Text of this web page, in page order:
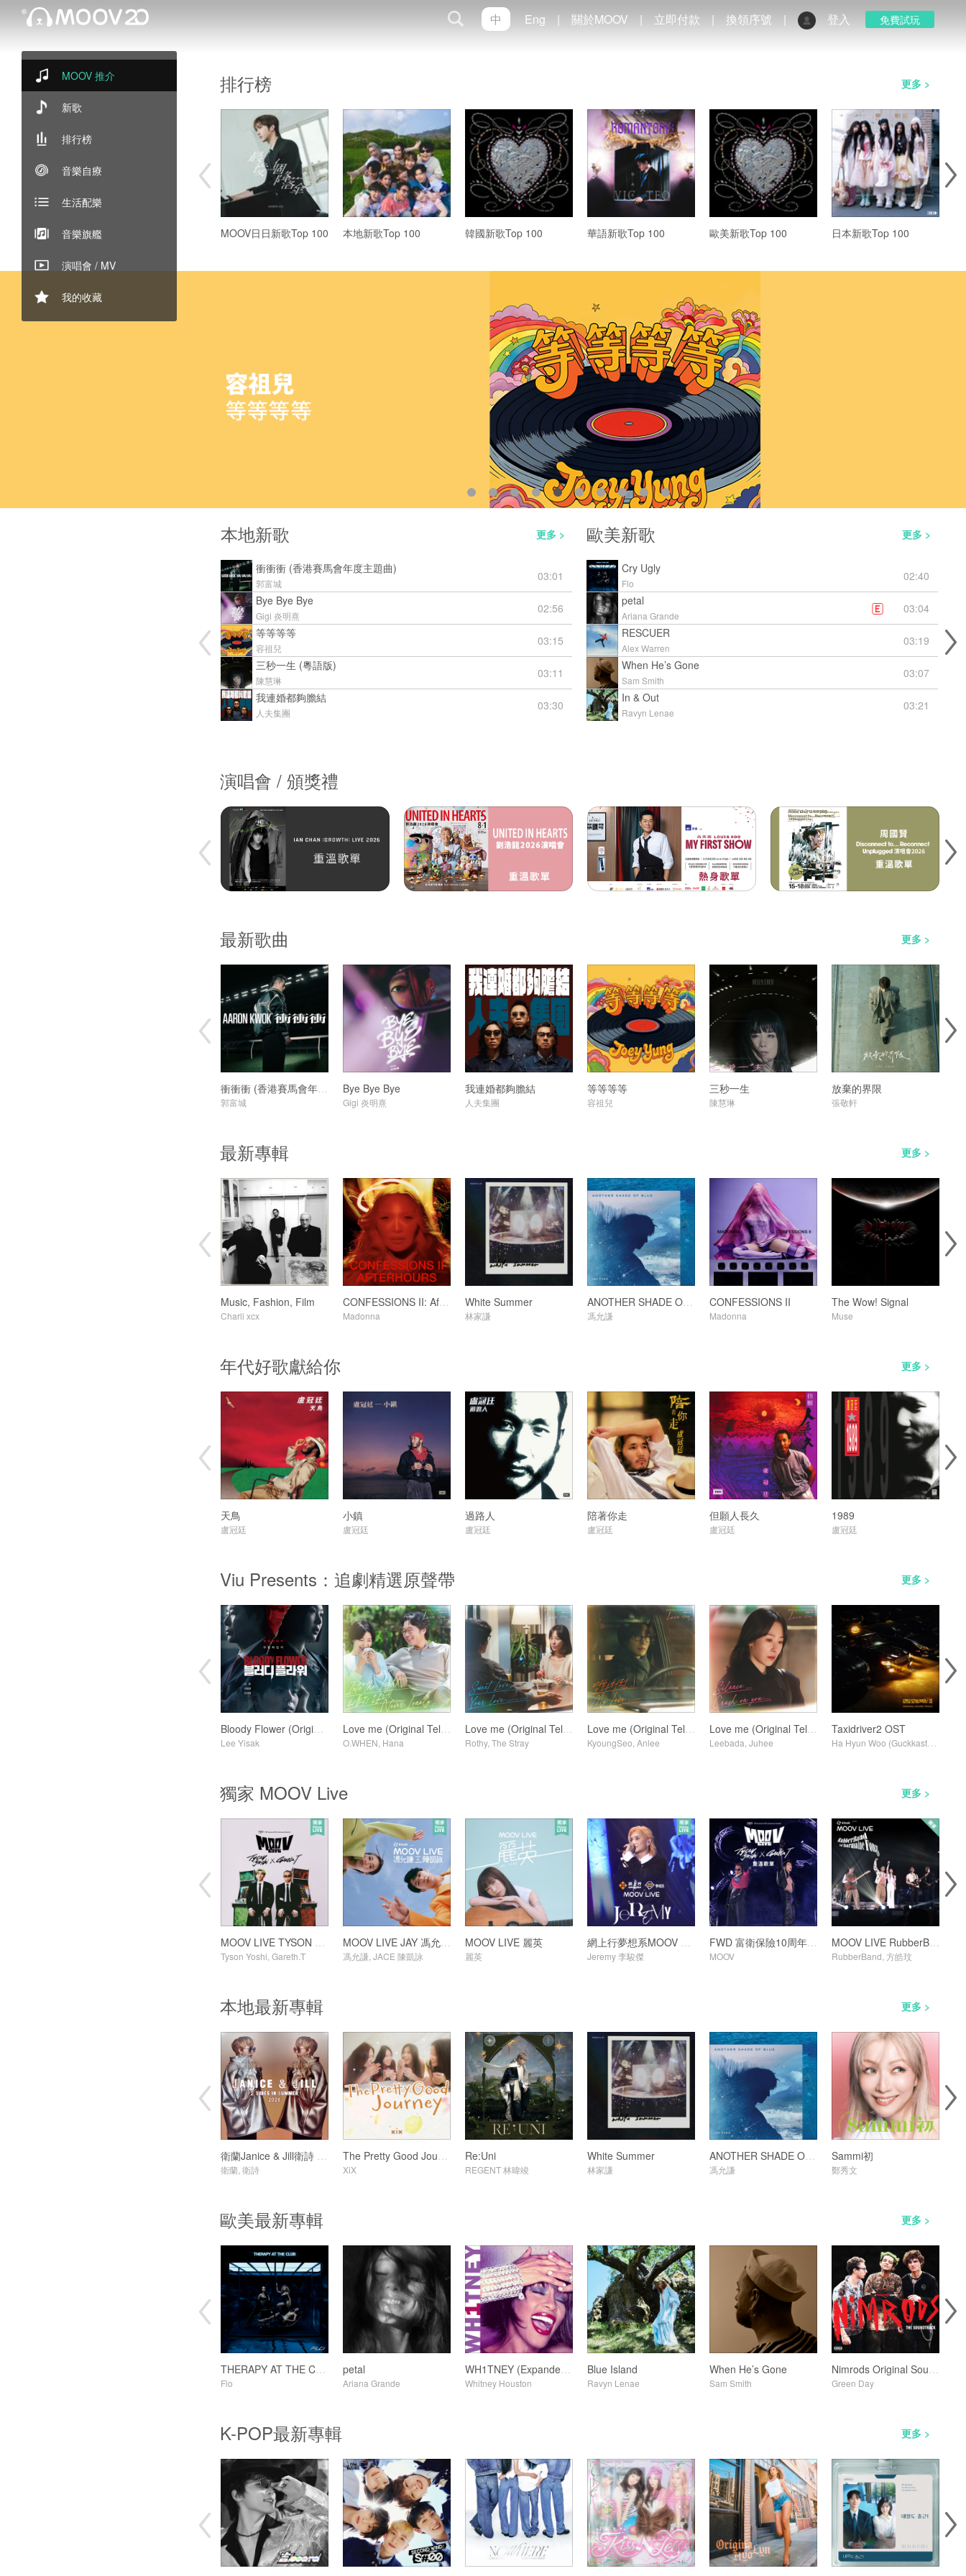
排行榜 更多 >
MOOV日日新歌Top 100 本地新歌Top 100 韓國新歌Top 100 華語新歌Top 100 歐美新歌Top 100 日本新歌Top 100
本地新歌 更多 >
衝衝衝 (香港賽馬會年度主題曲)
郭富城
03:01
Bye Bye Bye
Gigi 炎明熹
02:56
等等等等
容祖兒
03:15
三秒一生 (粵語版)
陳慧琳
03:11
我連婚都夠膽結
人夫集團
03:30
歐美新歌 更多 >
Cry Ugly
Flo
02:40
petal
Ariana Grande
03:04
RESCUER
Alex Warren
03:19
When He’s Gone
Sam Smith
03:07
In & Out
Ravyn Lenae
03:21
演唱會 / 頒獎禮
最新歌曲 更多 >
衝衝衝 (香港賽馬會年度主題曲)
郭富城
Bye Bye Bye
Gigi 炎明熹
我連婚都夠膽結
人夫集團
等等等等
容祖兒
三秒一生
陳慧琳
放棄的界限
張敬軒
最新專輯 更多 >
Music, Fashion, Film
Charli xcx
CONFESSIONS II: Afterhours Edition
Madonna
White Summer
林家謙
ANOTHER SHADE OF BLUE
馮允謙
CONFESSIONS II
Madonna
The Wow! Signal
Muse
年代好歌獻給你 更多 >
天鳥
盧冠廷
小鎮
盧冠廷
過路人
盧冠廷
陪著你走
盧冠廷
但願人長久
盧冠廷
1989
盧冠廷
Viu Presents：追劇精選原聲帶 更多 >
Bloody Flower (Original Soundtrack)
Lee Yisak
Love me (Original Television Soundtrack) Pt. 4
O.WHEN, Hana
Love me (Original Television Soundtrack) Pt. 2
Rothy, The Stray
Love me (Original Television Soundtrack) Pt. 3
KyoungSeo, Anlee
Love me (Original Television Soundtrack) Pt. 1
Leebada, Juhee
Taxidriver2 OST
Ha Hyun Woo (Guckkasten)
獨家 MOOV Live 更多 >
MOOV LIVE TYSON YOSHI x GARETH.T
Tyson Yoshi, Gareth.T
MOOV LIVE JAY 馮允謙 x JACE 陳凱詠
馮允謙, JACE 陳凱詠
MOOV LIVE 麗英
麗英
網上行夢想系MOOV LIVE JEREMY
Jeremy 李駿傑
FWD 富衛保險10周年呈獻：MOOV LIVE TYSON YOSHI x GARETH.T 重溫歌單
MOOV
MOOV LIVE RubberBand x Charmaine Fong
RubberBand, 方皓玟
本地最新專輯 更多 >
衛蘭Janice & Jill衛詩 2Vibes in Summer 2026
衛蘭, 衛詩
The Pretty Good Journey
XiX
Re:Uni
REGENT 林暐竣
White Summer
林家謙
ANOTHER SHADE OF BLUE
馮允謙
Sammi初
鄭秀文
歐美最新專輯 更多 >
THERAPY AT THE CLUB
Flo
petal
Ariana Grande
WH1TNEY (Expanded Edition)
Whitney Houston
Blue Island
Ravyn Lenae
When He’s Gone
Sam Smith
Nimrods Original Soundtrack
Green Day
K-POP最新專輯 更多 >
免費試玩
中 Eng | 關於MOOV | 立即付款 | 換領序號 | 登入
MOOV 推介
新歌
排行榜
音樂自療
生活配樂
音樂旗艦
演唱會 / MV
我的收藏